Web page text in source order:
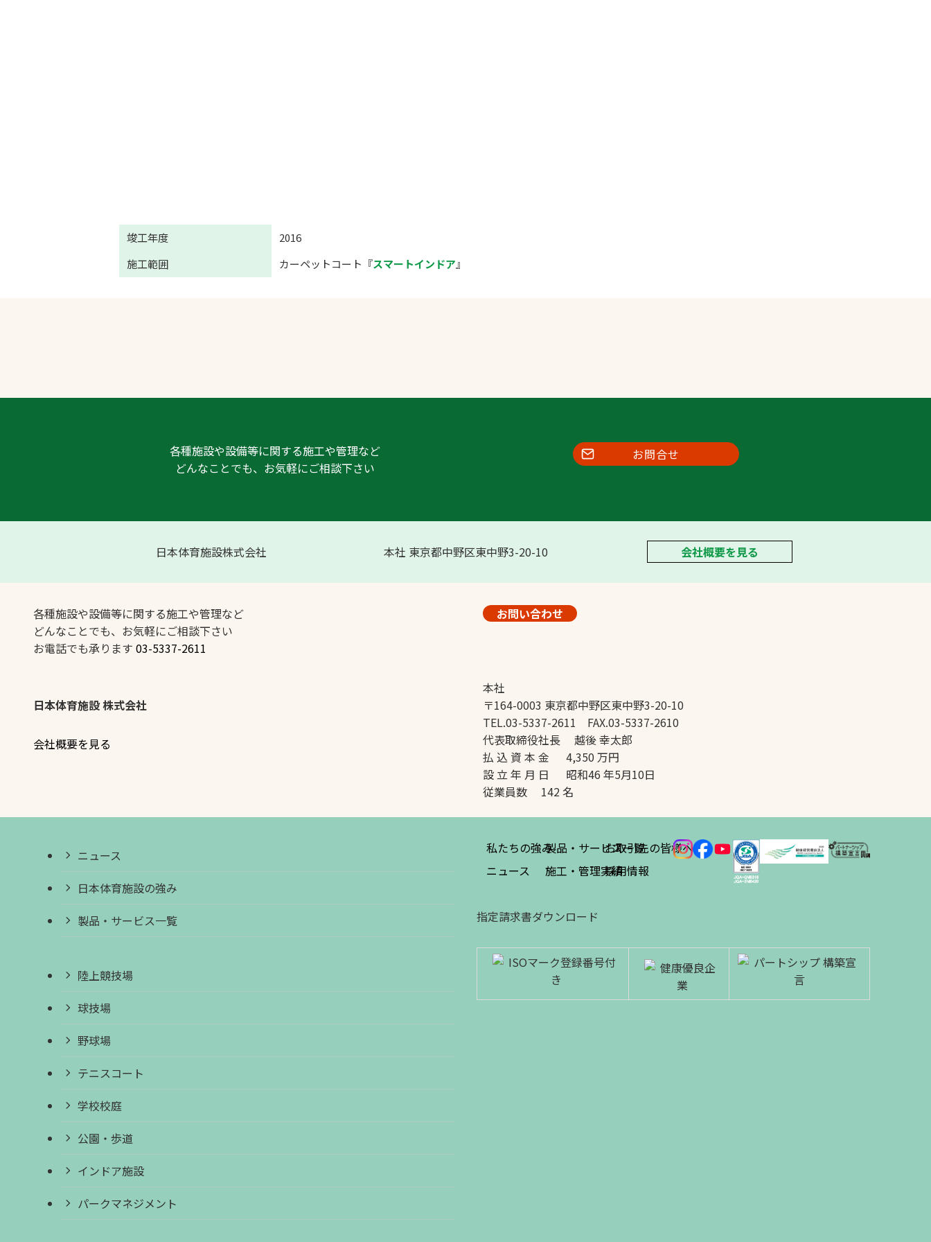
竣工年度
2016
施工範囲
カーペットコート『スマートインドア』
各種施設や設備等に関する施工や管理など
どんなことでも、お気軽にご相談下さい
お問合せ
日本体育施設株式会社 本社 東京都中野区東中野3-20-10 会社概要を見る
各種施設や設備等に関する施工や管理など
どんなことでも、お気軽にご相談下さい
お電話でも承ります 03-5337-2611
お問い合わせ
日本体育施設 株式会社
会社概要を見る
本社
〒164-0003 東京都中野区東中野3-20-10
TEL.03-5337-2611 FAX.03-5337-2610
代表取締役社長 越後 幸太郎
払 込 資 本 金 4,350 万円
設 立 年 月 日 昭和46 年5月10日
従業員数 142 名
ニュース
日本体育施設の強み
製品・サービス一覧
陸上競技場
球技場
野球場
テニスコート
学校校庭
公園・歩道
インドア施設
パークマネジメント
私たちの強み
ニュース
製品・サービス一覧
施工・管理実績
お取引先の皆様へ
採用情報
指定請求書ダウンロード